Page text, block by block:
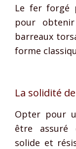
Le fer forgé
pour
barreaux
forme
La solidité
Opter pour
être assuré
solide et